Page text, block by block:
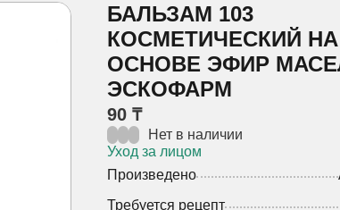
БАЛЬЗАМ 103
КОСМЕТИЧЕСКИЙ НА
ОСНОВЕ ЭФИР
ЭСКОФАРМ
90 ₸
Нет в наличии
Уход за лицом
Произведено
Требуется рецепт